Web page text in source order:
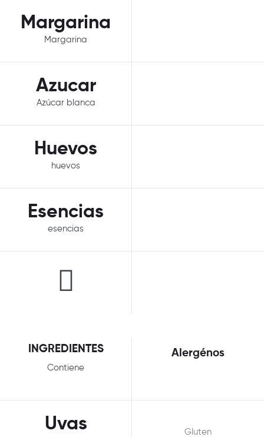
Margarina
Margarina
Azucar
Azúcar blanca
Huevos
huevos
Esencias
esencias
INGREDIENTES
Contiene
Alergénos
Uvas Gluten